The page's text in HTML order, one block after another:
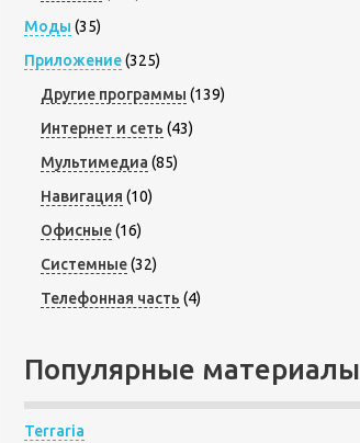
Моды (35)
Приложение(325)
Другие программы (139)
Интернет и сеть (43)
Мультимедиа (85)
Навигация (10)
Офисные(16)
Системные(32)
Телефонная часть (4)
Популярные материалы
Terraria